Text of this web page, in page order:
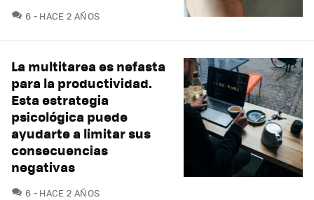
6 COMENTARIOS
HACE 2 AÑOS
La multitarea es nefasta
para la productividad.
Esta estrategia
psicológica puede
ayudarte a limitar sus
consecuencias
negativas
6 COMENTARIOS
HACE 2 AÑOS